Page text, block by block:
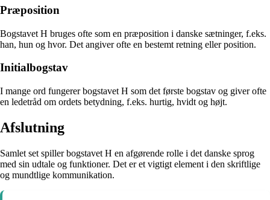
Præposition
Bogstavet H bruges ofte som en præposition i danske sætninger, f.eks.
han, hun og hvor. Det angiver ofte en bestemt retning eller position.
Initialbogstav
I mange ord fungerer bogstavet H som det første bogstav og giver ofte
en ledetråd om ordets betydning, f.eks. hurtig, hvidt og højt.
Afslutning
Samlet set spiller bogstavet H en afgørende rolle i det danske sprog
med sin udtale og funktioner. Det er et vigtigt element i den skriftlige
og mundtlige kommunikation.